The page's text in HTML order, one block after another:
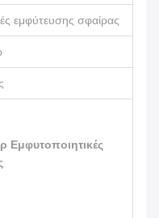
εμφύτευσης σφαίρας
Εμφυτοποιητικές